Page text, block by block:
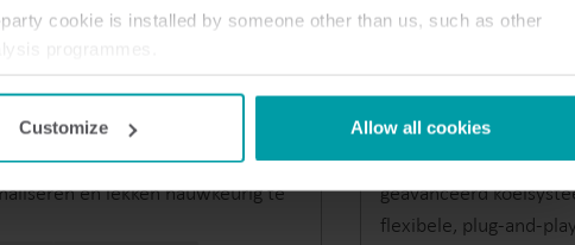
cookie is installed by someone other than us, such as other
programmes.
from the Cookie Declarationhere.
Customize Allow all cookies
van het NB-IoT-
het waterbeheer verbetert met
NB-IoT End-to-End-oplossing. Een
met 251 slimme meters om
en lekken nauwkeurig te
Klantreferentie
Betrouwbare
baanbrekend
Om betrouwbare
diverse
Universiteit van
geavanceerd
flexibele, plug-and-